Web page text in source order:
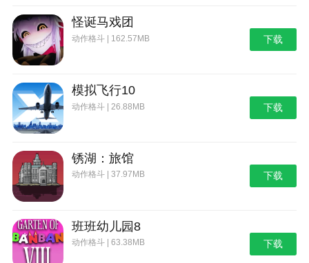
怪诞马戏团
动作格斗 | 162.57MB 下载
模拟飞行10
动作格斗 | 26.88MB 下载
锈湖：旅馆
动作格斗 | 37.97MB 下载
班班幼儿园8
动作格斗 | 63.38MB 下载